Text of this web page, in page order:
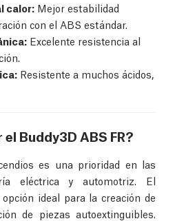
calor: Mejor estabilidad
con el ABS estándar.
Excelente resistencia al
Resistente a muchos ácidos,
Buddy3D ABS FR?
es una prioridad en las
eléctrica y automotriz. El
ideal para la creación de
de piezas autoextinguibles.